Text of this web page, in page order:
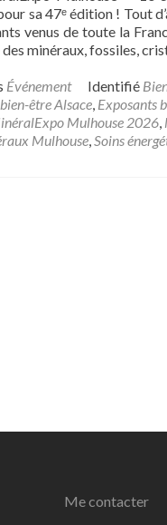
sa 47ᵉ édition ! Tout
venus de toute la
minéraux, fossiles,
Événement Identifié
être Alsace, Exposants
Mulhouse 2026,
Mulhouse,Soins
Me contacter